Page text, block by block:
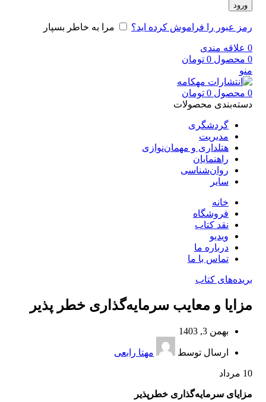
ورود
رمز عبور را فراموش کرده اید؟ مرا به خاطر بسپار
0 علاقه مندی
0 محصول 0 تومان
منو
0 محصول 0 تومان
دسته‌بندی محصولات
گردشگری
مدیریت
هتلداری و مهمان‌نوازی
راهنمایان
روان‌شناسی
سایر
خانه
فروشگاه
نقد کتاب
ویدیو
درباره‌ ما
تماس با ما
بریده‌های کتاب
مزایا و معایب سرمایه‌گذاری خطر پذیر
بهمن 3, 1403
ارسال توسط مهتا رابعی
10 مرداد
مزایای سرمایه‌گذاری خطرپذیر